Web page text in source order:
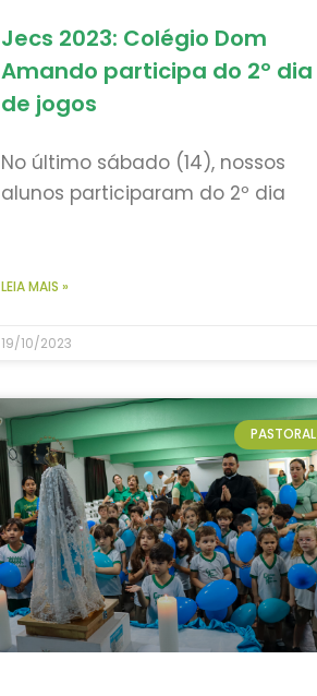
Jecs 2023: Colégio Dom
Amando participa do 2º dia
de jogos
No último sábado (14), nossos
alunos participaram do 2º dia
LEIA MAIS »
19/10/2023
PASTORAL